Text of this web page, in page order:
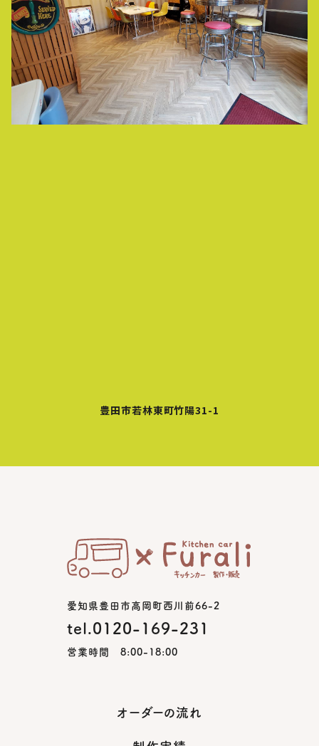
豊田市若林東町竹陽31-1
愛知県豊田市高岡町西川前66-2
tel.0120-169-231
営業時間 8:00-18:00
オーダーの流れ